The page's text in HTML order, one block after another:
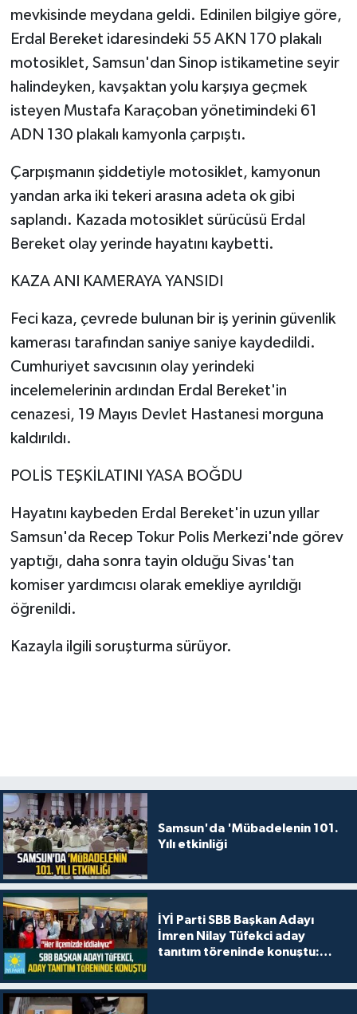
mevkisinde meydana geldi. Edinilen bilgiye göre,
Erdal Bereket idaresindeki 55 AKN 170 plakalı
motosiklet, Samsun'dan Sinop istikametine seyir
halindeyken, kavşaktan yolu karşıya geçmek
isteyen Mustafa Karaçoban yönetimindeki 61
ADN 130 plakalı kamyonla çarpıştı.
Çarpışmanın şiddetiyle motosiklet, kamyonun
yandan arka iki tekeri arasına adeta ok gibi
saplandı. Kazada motosiklet sürücüsü Erdal
Bereket olay yerinde hayatını kaybetti.
KAZA ANI KAMERAYA YANSIDI
Feci kaza, çevrede bulunan bir iş yerinin güvenlik
kamerası tarafından saniye saniye kaydedildi.
Cumhuriyet savcısının olay yerindeki
incelemelerinin ardından Erdal Bereket'in
cenazesi, 19 Mayıs Devlet Hastanesi morguna
kaldırıldı.
POLİS TEŞKİLATINI YASA BOĞDU
Hayatını kaybeden Erdal Bereket'in uzun yıllar
Samsun'da Recep Tokur Polis Merkezi'nde görev
yaptığı, daha sonra tayin olduğu Sivas'tan
komiser yardımcısı olarak emekliye ayrıldığı
öğrenildi.
Kazayla ilgili soruşturma sürüyor.
Samsun'da 'Mübadelenin 101.
Yılı etkinliği
İYİ Parti SBB Başkan Adayı
İmren Nilay Tüfekci aday
tanıtım töreninde konuştu: